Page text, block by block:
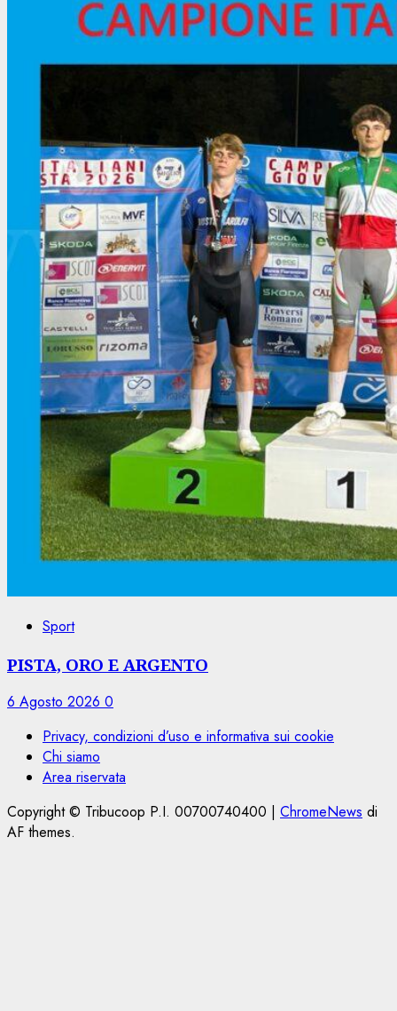
Sport
PISTA, ORO E ARGENTO
6 Agosto 2026 0
Privacy, condizioni d’uso e informativa sui cookie
Chi siamo
Area riservata
Copyright © Tribucoop P.I. 00700740400 | ChromeNews di
AF themes.